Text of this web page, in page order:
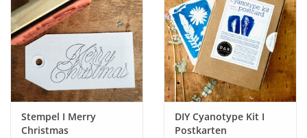
Stempel I Merry
Christmas
DIY Cyanotype Kit I
Postkarten